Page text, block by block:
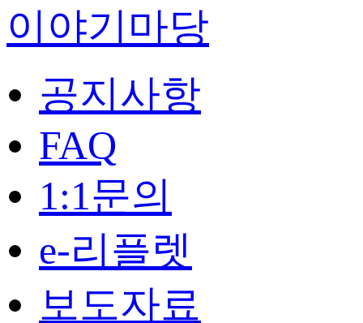
이야기마당
공지사항
FAQ
1:1문의
e-리플렛
보도자료